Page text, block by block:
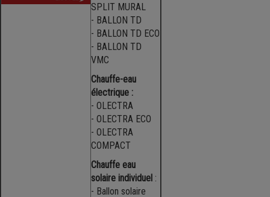
SPLIT MURAL
- BALLON TD
- BALLON TD ECO
- BALLON TD
VMC
Chauffe-eau
électrique :
- OLECTRA
- OLECTRA ECO
- OLECTRA
COMPACT
Chauffe eau
solaire individuel :
- Ballon solaire